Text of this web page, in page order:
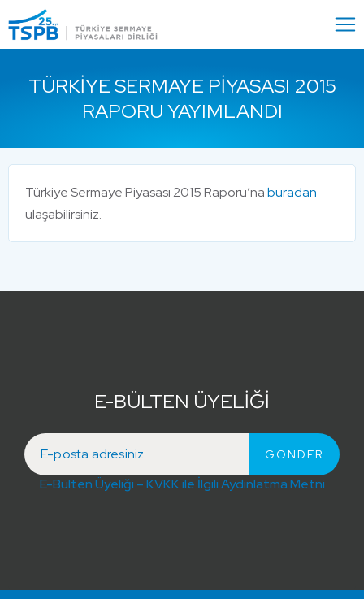
Close
TÜRKIYE SERMAYE PIYASASI 2015
RAPORU YAYIMLANDI
Türkiye Sermaye Piyasası 2015 Raporu’naburadan
ulaşabilirsiniz.
E-BÜLTEN ÜYELİĞİ
E-Bülten Üyeliği – KVKK ile İlgili Aydınlatma Metni